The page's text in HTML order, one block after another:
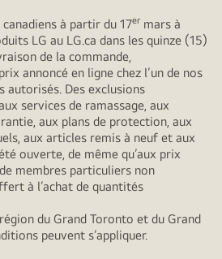
à partir du 17er mars à
LG au LG.ca dans les quinze (15)
de la commande,
annoncé en ligne chez l’un de nos
autorisés. Des exclusions
services de ramassage, aux
aux plans de protection, aux
aux articles remis à neuf et aux
ouverte, de même qu’aux prix
membres particuliers non
à l’achat de quantités
du Grand Toronto et du Grand
peuvent s’appliquer.